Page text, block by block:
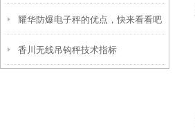
的经验
耀华防爆电子秤的优点，快来看看吧
香川无线吊钩秤技术指标